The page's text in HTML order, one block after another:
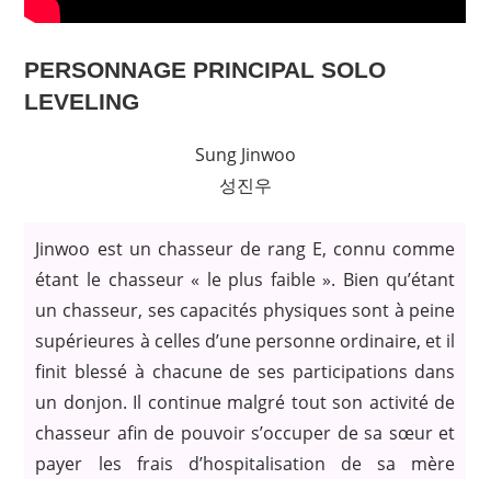
PERSONNAGE PRINCIPAL SOLO
LEVELING
Sung Jinwoo
성진우
Jinwoo est un chasseur de rang E, connu comme
étant le chasseur « le plus faible ». Bien qu’étant
un chasseur, ses capacités physiques sont à peine
supérieures à celles d’une personne ordinaire, et il
finit blessé à chacune de ses participations dans
un donjon. Il continue malgré tout son activité de
chasseur afin de pouvoir s’occuper de sa sœur et
payer les frais d’hospitalisation de sa mère